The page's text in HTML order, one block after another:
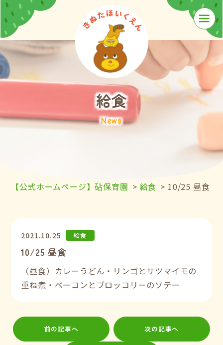
≡
給食
News
【公式ホームページ】砧保育園 > 給食 > 10/25 昼食
2021.10.25 給食
10/25 昼食
（昼食）カレーうどん・リンゴとサツマイモの
重ね煮・ベーコンとブロッコリーのソテー
前の記事へ 次の記事へ